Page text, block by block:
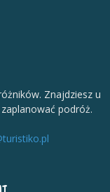
Znajdziesz u
podróż.